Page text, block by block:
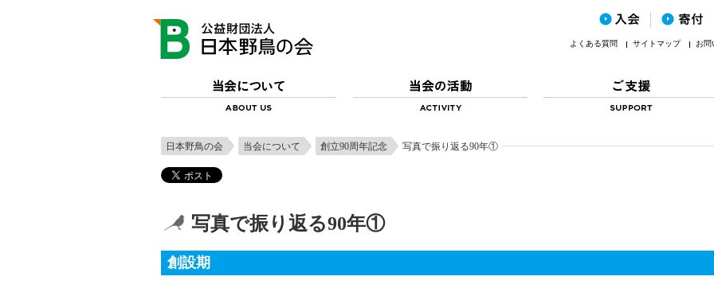
よくある質問 サイトマップ お問
日本野鳥の会 当会について 創立90周年記念 写真で振り返る90年①
写真で振り返る90年①
創設期